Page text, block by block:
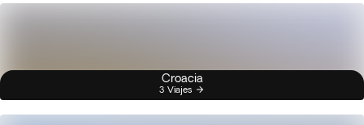
Croacia
3 Viajes